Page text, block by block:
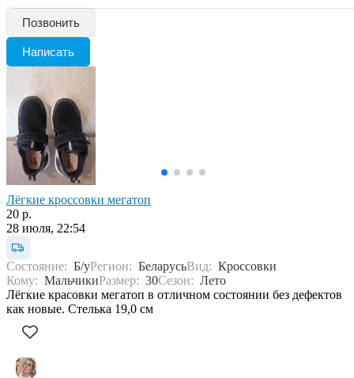
Позвонить
Написать
Лёгкие кроссовки мегатоп
20 р.
28 июля, 22:54
Состояние: Б/уРегион: БеларусьВид: Кроссовки
Кому: МальчикиРазмер: 30Сезон: Лето
Лёгкие красовки мегатоп в отличном состоянии без дефектов
как новые. Стелька 19,0 см